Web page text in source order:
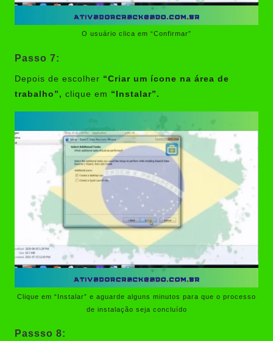
O usuário clica em “Confirmar”
Passo 7:
Depois de escolher “Criar um ícone na área de
trabalho”, clique em “Instalar”.
Clique em “Instalar” e aguarde alguns minutos para que o processo
de instalação seja concluído
Passso 8: